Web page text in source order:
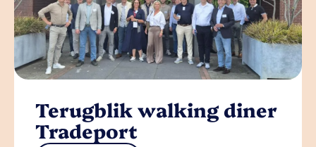
Terugblik walking diner
Tradeport